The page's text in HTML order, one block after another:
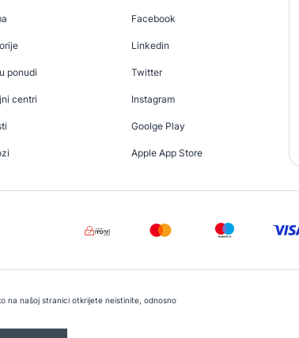
ponudi
centri
Facebook
Linkedin
Twitter
Instagram
Goolge Play
Apple App Store
na našoj stranici otkrijete neistinite, odnosno